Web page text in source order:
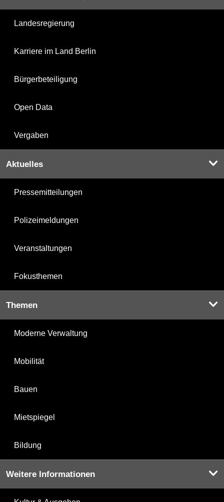
Landesregierung
Karriere im Land Berlin
Bürgerbeteiligung
Open Data
Vergaben
Aktuelles
Pressemitteilungen
Polizeimeldungen
Veranstaltungen
Fokusthemen
Themen
Moderne Verwaltung
Mobilität
Bauen
Mietspiegel
Bildung
Weitere Informationen